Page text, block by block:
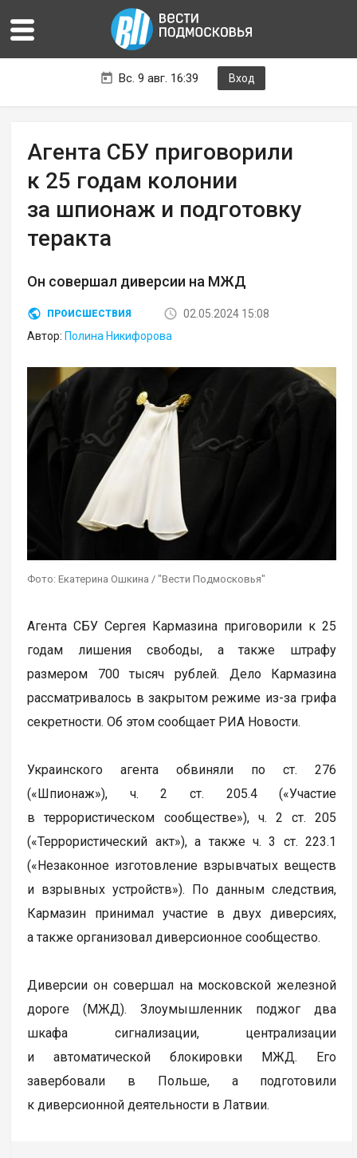
Вс. 9 авг. 16:39 Вход
Агента СБУ приговорили
к 25 годам колонии
за шпионаж и подготовку
теракта
Он совершал диверсии на МЖД
ПРОИСШЕСТВИЯ
02.05.2024 15:08
Автор: Полина Никифорова
Фото: Екатерина Ошкина / "Вести Подмосковья"
Агента СБУ Сергея Кармазина приговорили к 25
годам лишения свободы, а также штрафу
размером 700 тысяч рублей. Дело Кармазина
рассматривалось в закрытом режиме из-за грифа
секретности. Об этом сообщает РИА Новости.
Украинского агента обвиняли по ст. 276
(«Шпионаж»), ч. 2 ст. 205.4 («Участие
в террористическом сообществе»), ч. 2 ст. 205
(«Террористический акт»), а также ч. 3 ст. 223.1
(«Незаконное изготовление взрывчатых веществ
и взрывных устройств»). По данным следствия,
Кармазин принимал участие в двух диверсиях,
а также организовал диверсионное сообщество.
Диверсии он совершал на московской железной
дороге (МЖД). Злоумышленник поджог два
шкафа сигнализации, централизации
и автоматической блокировки МЖД. Его
завербовали в Польше, а подготовили
к диверсионной деятельности в Латвии.